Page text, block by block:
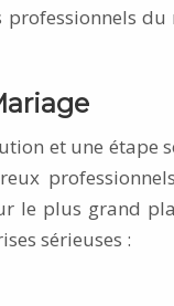
et une étape
le plus grand
sérieuses :